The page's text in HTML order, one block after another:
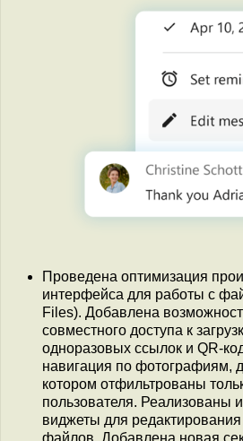
Проведена оптимизация
интерфейса для работы с
Files). Добавлена
совместного доступа к
одноразовых ссылок и QR-
навигация по фотографиям,
котором отфильтрованы
пользователя. Реализованы
виджеты для
файлов. Добавлена новая